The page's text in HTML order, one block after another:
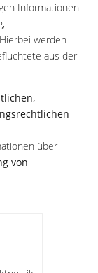
Informationen
werden
aus der
über
von